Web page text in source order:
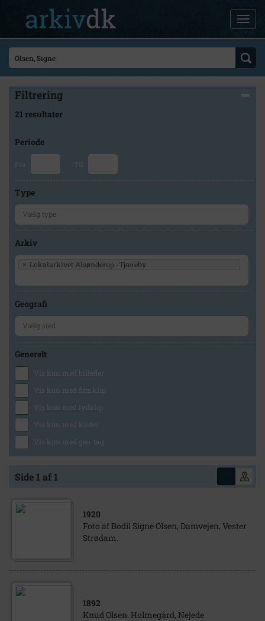
Filtrering
21 resultater
Periode
Fra Til
Type
Arkiv
× Lokalarkivet Alsønderup -Tjæreby
Geografi
Generelt
Vis kun med billeder
Vis kun med filmklip
Vis kun med lydklip
Vis kun med kilder
Vis kun med geo-tag
Side 1 af 1
1920
Foto af Bodil Signe Olsen, Damvejen, Vester
Strødam.
1892
Knud Olsen. Holmegård, Nejede